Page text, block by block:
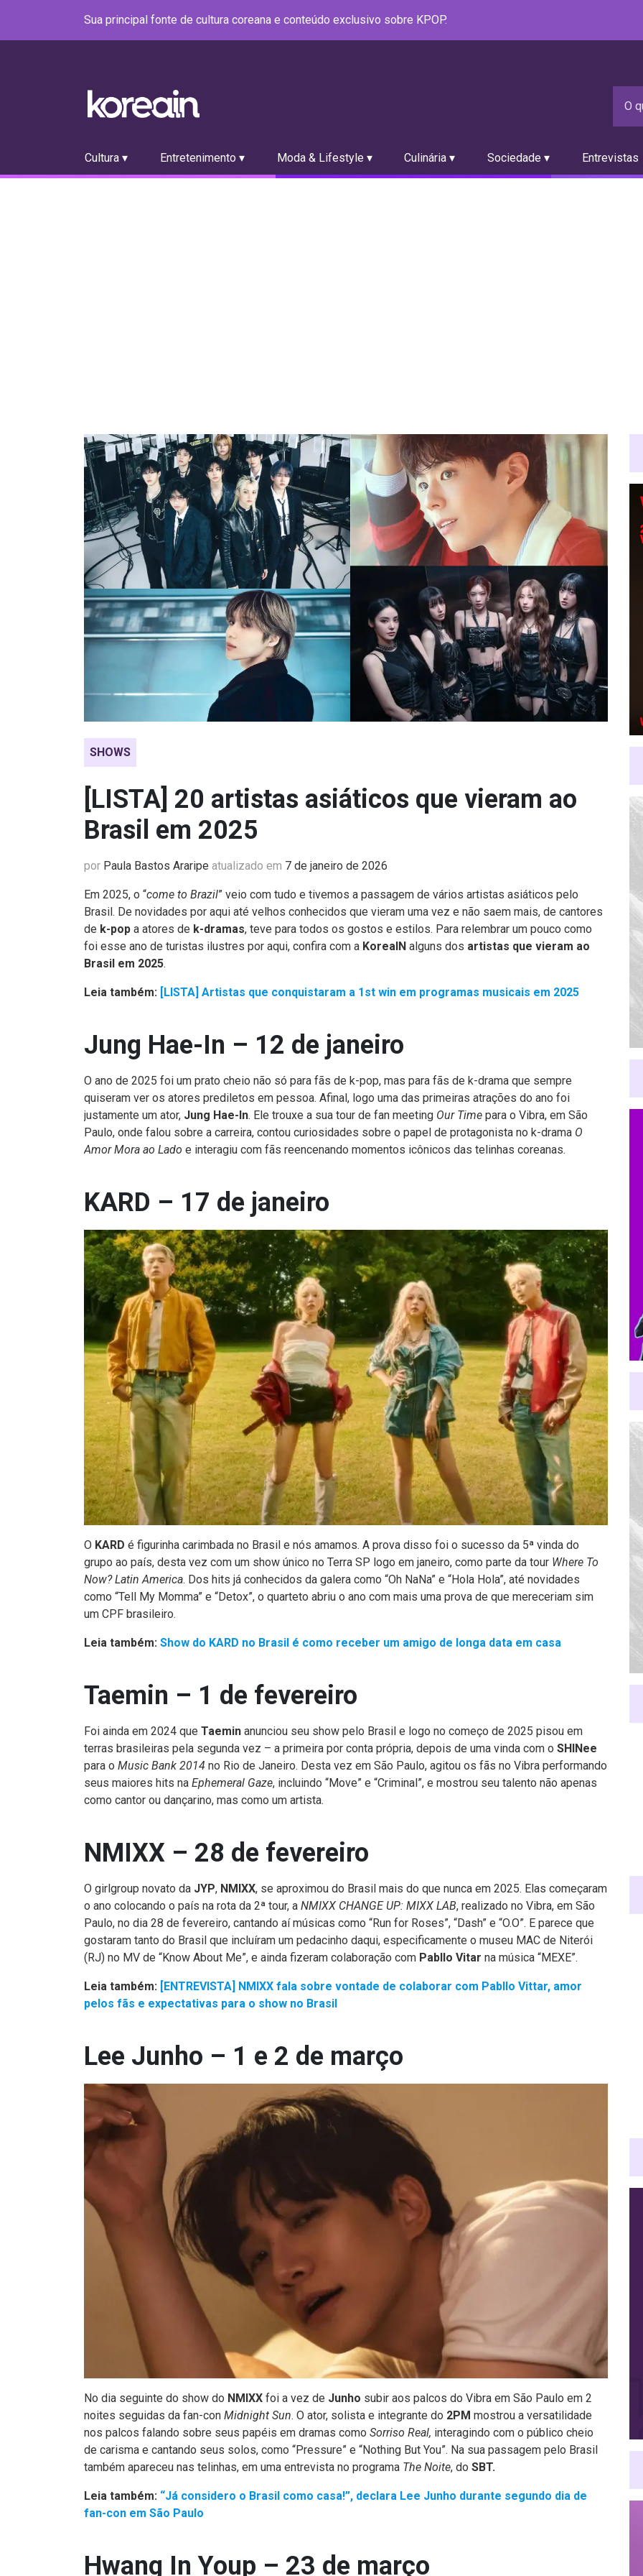
Sua principal fonte de cultura coreana e conteúdo exclusivo sobre KPOP.
Cultura ▾ Entretenimento ▾ Moda & Lifestyle ▾ Culinária ▾ Sociedade ▾ Entrevistas
SHOWS
[LISTA] 20 artistas asiáticos que vieram ao
Brasil em 2025
por Paula Bastos Araripe atualizado em 7 de janeiro de 2026
Em 2025, o “come to Brazil” veio com tudo e tivemos a passagem de vários artistas asiáticos pelo
Brasil. De novidades por aqui até velhos conhecidos que vieram uma vez e não saem mais, de cantores
de k-pop a atores de k-dramas, teve para todos os gostos e estilos. Para relembrar um pouco como
foi esse ano de turistas ilustres por aqui, confira com a KoreaIN alguns dos artistas que vieram ao
Brasil em 2025.
Leia também: [LISTA] Artistas que conquistaram a 1st win em programas musicais em 2025
Jung Hae-In – 12 de janeiro
O ano de 2025 foi um prato cheio não só para fãs de k-pop, mas para fãs de k-drama que sempre
quiseram ver os atores prediletos em pessoa. Afinal, logo uma das primeiras atrações do ano foi
justamente um ator, Jung Hae-In. Ele trouxe a sua tour de fan meeting Our Time para o Vibra, em São
Paulo, onde falou sobre a carreira, contou curiosidades sobre o papel de protagonista no k-drama O
Amor Mora ao Lado e interagiu com fãs reencenando momentos icônicos das telinhas coreanas.
KARD – 17 de janeiro
O KARD é figurinha carimbada no Brasil e nós amamos. A prova disso foi o sucesso da 5ª vinda do
grupo ao país, desta vez com um show único no Terra SP logo em janeiro, como parte da tour Where To
Now? Latin America. Dos hits já conhecidos da galera como “Oh NaNa” e “Hola Hola”, até novidades
como “Tell My Momma” e “Detox”, o quarteto abriu o ano com mais uma prova de que mereceriam sim
um CPF brasileiro.
Leia também: Show do KARD no Brasil é como receber um amigo de longa data em casa
Taemin – 1 de fevereiro
Foi ainda em 2024 que Taemin anunciou seu show pelo Brasil e logo no começo de 2025 pisou em
terras brasileiras pela segunda vez – a primeira por conta própria, depois de uma vinda com o SHINee
para o Music Bank 2014 no Rio de Janeiro. Desta vez em São Paulo, agitou os fãs no Vibra performando
seus maiores hits na Ephemeral Gaze, incluindo “Move” e “Criminal”, e mostrou seu talento não apenas
como cantor ou dançarino, mas como um artista.
NMIXX – 28 de fevereiro
O girlgroup novato da JYP, NMIXX, se aproximou do Brasil mais do que nunca em 2025. Elas começaram
o ano colocando o país na rota da 2ª tour, a NMIXX CHANGE UP: MIXX LAB, realizado no Vibra, em São
Paulo, no dia 28 de fevereiro, cantando aí músicas como “Run for Roses”, “Dash” e “O.O”. E parece que
gostaram tanto do Brasil que incluíram um pedacinho daqui, especificamente o museu MAC de Niterói
(RJ) no MV de “Know About Me”, e ainda fizeram colaboração com Pabllo Vitar na música “MEXE”.
Leia também: [ENTREVISTA] NMIXX fala sobre vontade de colaborar com Pabllo Vittar, amor
pelos fãs e expectativas para o show no Brasil
Lee Junho – 1 e 2 de março
No dia seguinte do show do NMIXX foi a vez de Junho subir aos palcos do Vibra em São Paulo em 2
noites seguidas da fan-con Midnight Sun. O ator, solista e integrante do 2PM mostrou a versatilidade
nos palcos falando sobre seus papéis em dramas como Sorriso Real, interagindo com o público cheio
de carisma e cantando seus solos, como “Pressure” e “Nothing But You”. Na sua passagem pelo Brasil
também apareceu nas telinhas, em uma entrevista no programa The Noite, do SBT.
Leia também: “Já considero o Brasil como casa!”, declara Lee Junho durante segundo dia de
fan-con em São Paulo
Hwang In Youp – 23 de março